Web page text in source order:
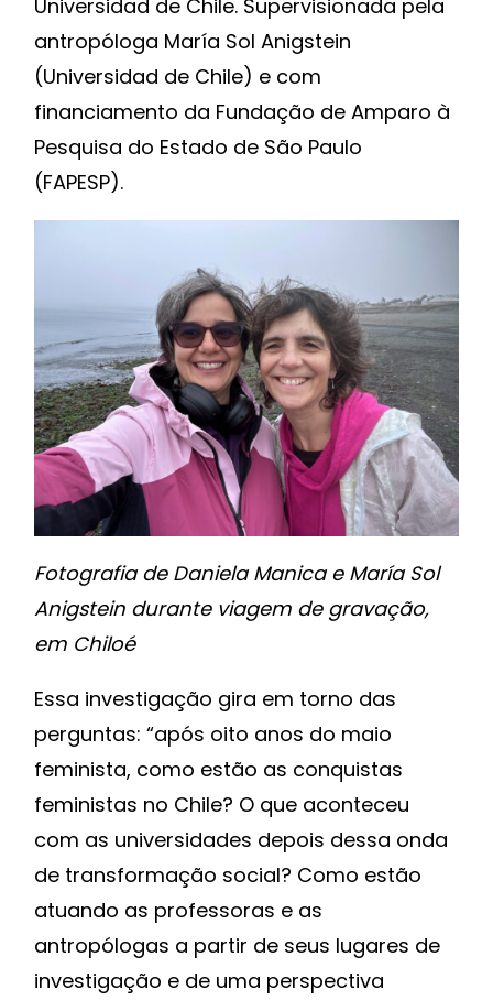
Universidad de Chile. Supervisionada pela
antropóloga María Sol Anigstein
(Universidad de Chile) e com
financiamento da Fundação de Amparo à
Pesquisa do Estado de São Paulo
(FAPESP).
Fotografia de Daniela Manica e María Sol
Anigstein durante viagem de gravação,
em Chiloé
Essa investigação gira em torno das
perguntas: “após oito anos do maio
feminista, como estão as conquistas
feministas no Chile? O que aconteceu
com as universidades depois dessa onda
de transformação social? Como estão
atuando as professoras e as
antropólogas a partir de seus lugares de
investigação e de uma perspectiva